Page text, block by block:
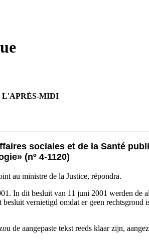
L'APRÈS-MIDI
sociales et de la Santé
(nº 4-1120)
au ministre de la Justice, répondra.
In dit besluit van 11 juni 2001 werden de
vernietigd omdat er geen rechtsgrond
aangepaste tekst reeds klaar zijn,